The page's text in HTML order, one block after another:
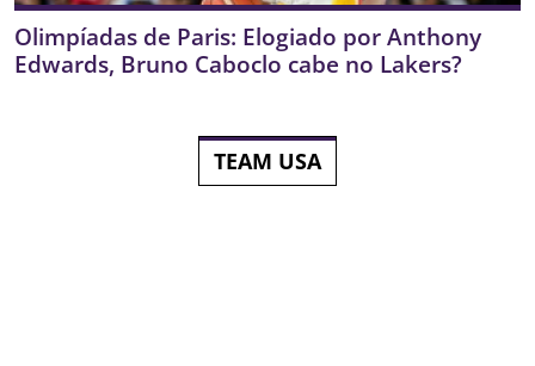
Olimpíadas de Paris: Elogiado por Anthony
Edwards, Bruno Caboclo cabe no Lakers?
TEAM USA